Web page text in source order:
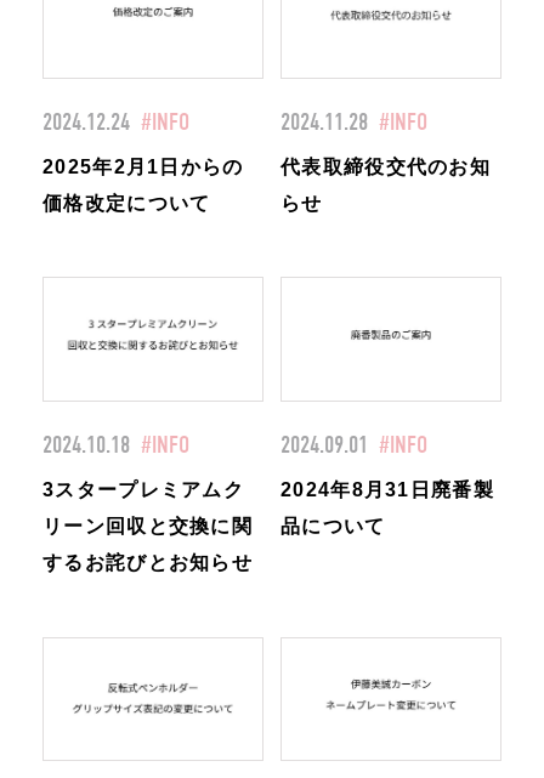
2024.12.24 #INFO
2025年2月1日からの
価格改定について
2024.11.28 #INFO
代表取締役交代のお知
らせ
2024.10.18 #INFO
3スタープレミアムク
リーン回収と交換に関
するお詫びとお知らせ
2024.09.01 #INFO
2024年8月31日廃番製
品について